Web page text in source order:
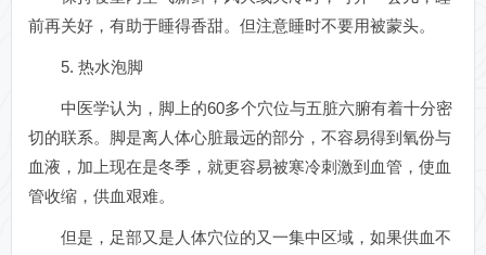
前再关好，有助于睡得香甜。但注意睡时不要用被蒙头。
5. 热水泡脚
中医学认为，脚上的60多个穴位与五脏六腑有着十分密
切的联系。脚是离人体心脏最远的部分，不容易得到氧份与
血液，加上现在是冬季，就更容易被寒冷刺激到血管，使血
管收缩，供血艰难。
但是，足部又是人体穴位的又一集中区域，如果供血不